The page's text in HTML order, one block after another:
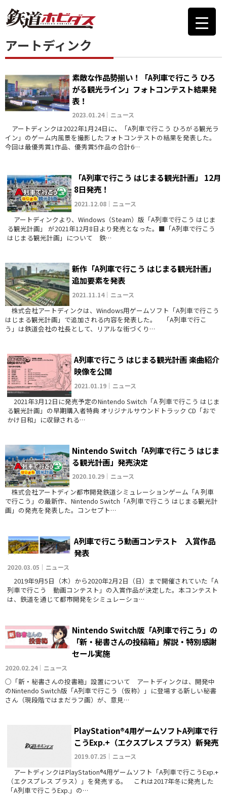
アートディンク
素敵な作品勢揃い！「A列車で行こう ひろ
がる観光ライン」フォトコンテスト結果発
表！
2023.01.24｜ニュース
アートディンクは2022年1月24日に、「A列車で行こう ひろがる観光ラ
イン」のゲーム内風景を撮影したフォトコンテストの結果を発表した。
今回は最優秀賞1作品、優秀賞5作品の合計6…
「A列車で行こう はじまる観光計画」 12月
8日発売！
2021.12.08｜ニュース
アートディンクより、Windows（Steam）版「A列車で行こう はじま
る観光計画」 が2021年12月8日より発売となった。■「A列車で行こう
はじまる観光計画」について 鉄…
新作「A列車で行こう はじまる観光計画」
追加要素を発表
2021.11.14｜ニュース
株式会社アートディンクは、Windows用ゲームソフト「A列車で行こう
はじまる観光計画」で追加される内容を発表した。 「A列車で行こ
う」は鉄道会社の社長として、リアルな街づくり…
A列車で行こう はじまる観光計画 楽曲紹介
映像を公開
2021.01.19｜ニュース
2021年3月12日に発売予定のNintendo Switch「A 列車で行こう はじま
る観光計画」の早期購入者特典 オリジナルサウンドトラック CD「おで
かけ日和」に収録される…
Nintendo Switch「A列車で行こう はじま
る観光計画」発売決定
2020.10.29｜ニュース
株式会社アートディン都市開発鉄道シミュレーションゲーム「A 列車
で行こう」の最新作、Nintendo Switch「A列車で行こう はじまる観光計
画」の発売を発表した。コンセプト…
A列車で行こう動画コンテスト 入賞作品
発表
2020.03.05｜ニュース
2019年9月5日（木）から2020年2月2日（日）まで開催されていた「A
列車で行こう 動画コンテスト」の入賞作品が決定した。本コンテスト
は、鉄道を通じて都市開発をシミュレーショ…
Nintendo Switch版「A列車で行こう」の
「新・秘書さんの投稿箱」解説・特別感謝
セール実施
2020.02.24｜ニュース
○「新・秘書さんの投書箱」設置について アートディンクは、開発中
のNintendo Switch版「A列車で行こう（仮称）」に登場する新しい秘書
さん（現段階ではまだラフ画）が、意見…
PlayStation®4用ゲームソフトA列車で行
こうExp.+（エクスプレス プラス）新発売
2019.07.25｜ニュース
アートディンクはPlayStation®4用ゲームソフト「A列車で行こうExp.+
（エクスプレス プラス）」を発売する。 これは2017年冬に発売した
「A列車で行こうExp.」の…